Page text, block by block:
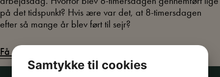
på det tidspunkt? Hvis ære var det, at 8-timersdagen
efter så mange år blev ført til sejr?
Få den fulde information om temaet
Samtykke til cookies